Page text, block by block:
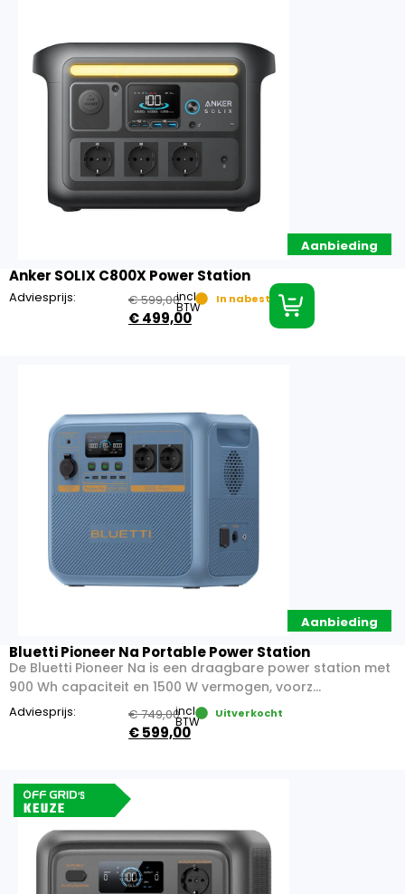
Aanbieding
Anker SOLIX C800X Power Station
Adviesprijs: €599,00
€499,00
incl.
BTW
In nabestelling
Aanbieding
Bluetti Pioneer Na Portable Power Station
De Bluetti Pioneer Na is een draagbare power station met
900 Wh capaciteit en 1500 W vermogen, voorz...
Adviesprijs: €749,00
€599,00
incl.
BTW
Uitverkocht